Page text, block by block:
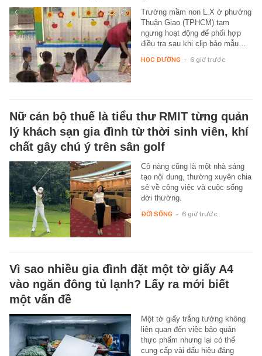
Trường mầm non L.X ở phường
Thuận Giao (TPHCM) tạm
ngưng hoạt động để phối hợp
điều tra sau khi clip bảo mẫu…
HỌC ĐƯỜNG - 6 giờ trước
Nữ cán bộ thuế là tiểu thư RMIT từng quản
lý khách sạn gia đình từ thời sinh viên, khí
chất gây chú ý trên sân golf
Cô nàng cũng là một nhà sáng
tạo nội dung, thường xuyên chia
sẻ về công việc và cuộc sống
đời thường.
ĐỜI SỐNG - 6 giờ trước
Vì sao nhiều gia đình đặt một tờ giấy A4
vào ngăn đông tủ lạnh? Lấy ra mới biết
một vấn đề
Một tờ giấy trắng tưởng không
liên quan đến việc bảo quản
thực phẩm nhưng lại có thể
cung cấp vài dấu hiệu đáng